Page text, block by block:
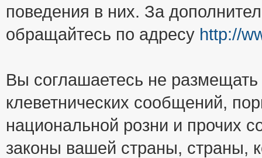
поведения в них. За
обращайтесь по адресу http://
Вы соглашаетесь не
клеветнических сообщений,
национальной розни и прочих
законы вашей страны, страны,